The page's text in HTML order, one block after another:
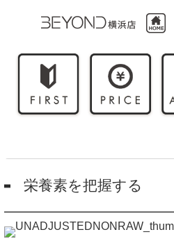
栄養素を把握する